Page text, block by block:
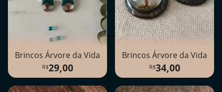
Brincos Árvore da Vida
29,00
Brincos Árvore da Vida
34,00